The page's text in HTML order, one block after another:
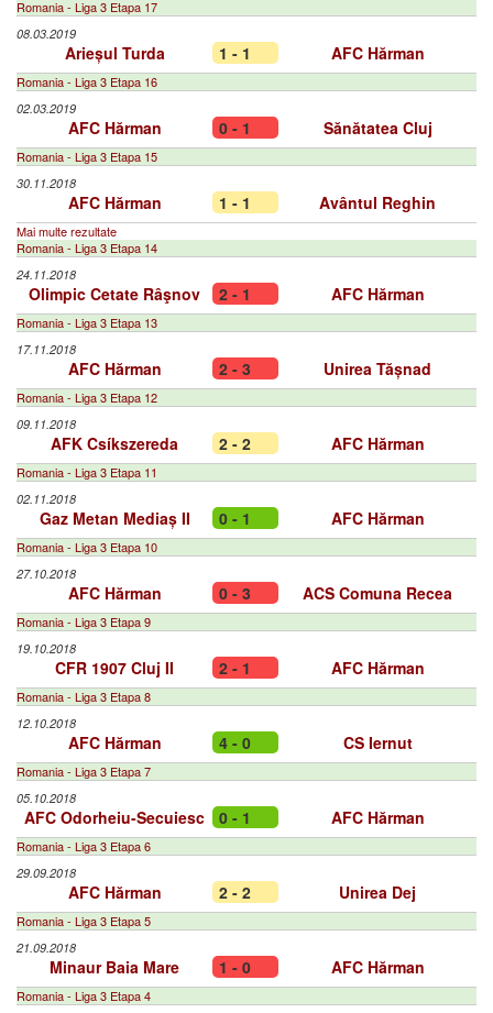
Romania - Liga 3 Etapa 17
08.03.2019
Arieșul Turda 1 - 1 AFC Hărman
Romania - Liga 3 Etapa 16
02.03.2019
AFC Hărman 0 - 1 Sănătatea Cluj
Romania - Liga 3 Etapa 15
30.11.2018
AFC Hărman 1 - 1 Avântul Reghin
Mai multe rezultate
Romania - Liga 3 Etapa 14
24.11.2018
Olimpic Cetate Râşnov 2 - 1 AFC Hărman
Romania - Liga 3 Etapa 13
17.11.2018
AFC Hărman 2 - 3 Unirea Tășnad
Romania - Liga 3 Etapa 12
09.11.2018
AFK Csíkszereda 2 - 2 AFC Hărman
Romania - Liga 3 Etapa 11
02.11.2018
Gaz Metan Mediaș II 0 - 1 AFC Hărman
Romania - Liga 3 Etapa 10
27.10.2018
AFC Hărman 0 - 3 ACS Comuna Recea
Romania - Liga 3 Etapa 9
19.10.2018
CFR 1907 Cluj II 2 - 1 AFC Hărman
Romania - Liga 3 Etapa 8
12.10.2018
AFC Hărman 4 - 0 CS Iernut
Romania - Liga 3 Etapa 7
05.10.2018
AFC Odorheiu-Secuiesc 0 - 1 AFC Hărman
Romania - Liga 3 Etapa 6
29.09.2018
AFC Hărman 2 - 2 Unirea Dej
Romania - Liga 3 Etapa 5
21.09.2018
Minaur Baia Mare 1 - 0 AFC Hărman
Romania - Liga 3 Etapa 4